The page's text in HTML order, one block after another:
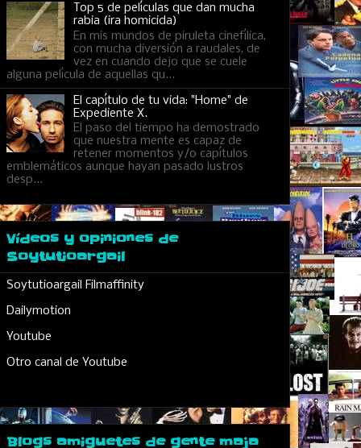
Top 5 de películas que dan mucha
rabia (ira homicida)
En mis mundos de piruleta cinefílica,
con mucha diversión a raudales, de
vez en cuando dejo que se cuele
alguna película de aquellas qu...
El capítulo de tu vida: "Home" de
Expediente X.
El paso del tiempo ha demostrado
que nuestra mente es capaz de
retener momentos y/o capítulos
emblemáticos aunque hayan pasado lustros
desp...
Vídeos y opiniones de
Soytutioargail
Soytutioargail Filmaffinity
Dailymotion
Youtube
Otro canal de Youtube
Blogs amiguetes de gente maja